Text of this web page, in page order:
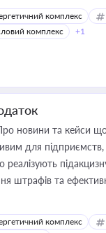
комплекс
комплекс
+1
новини та кейси
для підприємств,
реалізують
штрафів та
комплекс